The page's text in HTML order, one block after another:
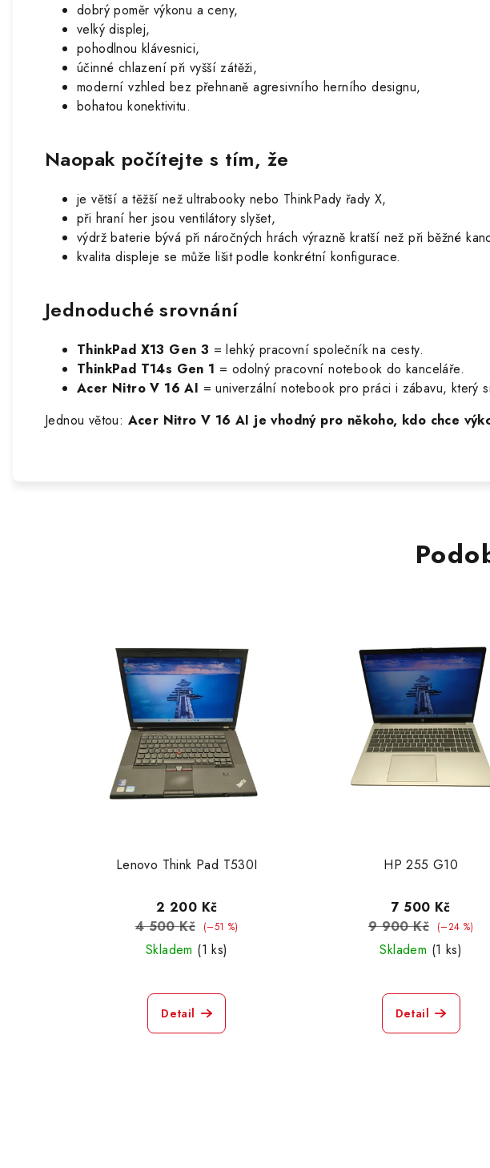
dobrý poměr výkonu a ceny,
velký displej,
pohodlnou klávesnici,
účinné chlazení při vyšší zátěži,
moderní vzhled bez přehnaně agresivního herního designu,
bohatou konektivitu.
Naopak počítejte s tím, že
je větší a těžší než ultrabooky nebo ThinkPady řady X,
při hraní her jsou ventilátory slyšet,
výdrž baterie bývá při náročných hrách výrazně kratší než při běžné
kvalita displeje se může lišit podle konkrétní konfigurace.
Jednoduché srovnání
ThinkPad X13 Gen 3 = lehký pracovní společník na cesty.
ThinkPad T14s Gen 1 = odolný pracovní notebook do kanceláře.
Acer Nitro V 16 AI = univerzální notebook pro práci i zábavu, který
Jednou větou: Acer Nitro V 16 AI je vhodný pro někoho, kdo chce
Lenovo Think Pad T530I
2 200 Kč
4 500 Kč
(–51 %)
Skladem (1 ks)
Detail
HP 255 G10
7 500 Kč
9 900 Kč
(–24 %)
Skladem (1 ks)
Detail